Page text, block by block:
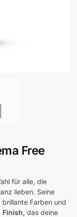
Free
für alle, die
lieben. Seine
Farben und
Finish, das deine